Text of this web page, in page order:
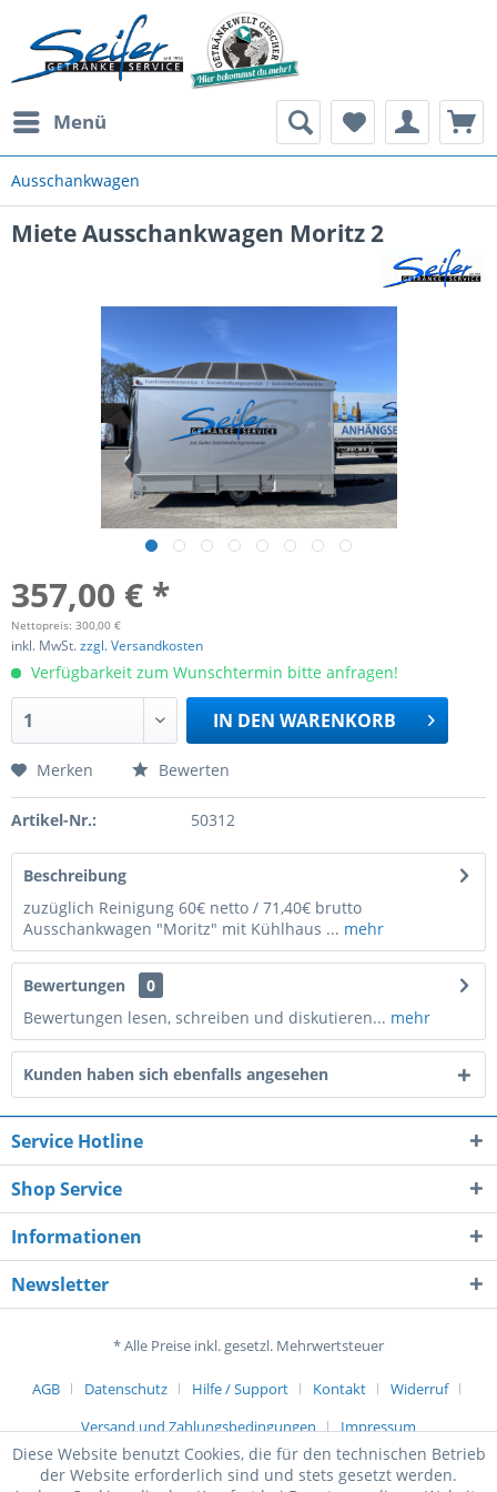
Menü
Ausschank­wagen
Miete Ausschankwagen Moritz 2
357,00 € *
Nettopreis: 300,00 €
inkl. MwSt.zzgl. Versandkosten
Verfügbarkeit zum Wunschtermin bitte anfragen!
IN DEN WARENKORB
Merken Bewerten
Artikel-Nr.: 50312
Beschreibung
zuzüglich Reinigung 60€ netto / 71,40€ brutto
Ausschankwagen "Moritz" mit Kühlhaus ... mehr
Bewertungen
0
Bewertungen lesen, schreiben und diskutieren... mehr
Kunden haben sich ebenfalls angesehen
Service Hotline
Shop Service
Informationen
Newsletter
* Alle Preise inkl. gesetzl. Mehrwertsteuer
AGB Datenschutz Hilfe / Support Kontakt
Widerruf
Versand und Zahlungsbedingungen
Impressum
Diese Website benutzt Cookies, die für den technischen Betrieb
der Website erforderlich sind und stets gesetzt werden.